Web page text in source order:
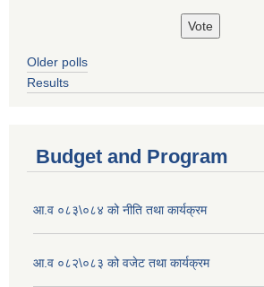
Older polls
Results
Budget and Program
आ.व ०८३\०८४ को नीति तथा कार्यक्रम
आ.व ०८२\०८३ को वजेट तथा कार्यक्रम